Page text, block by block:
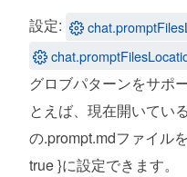
設定:
グロブパターンをサポ
とえば、現在開いてい
の.prompt.mdファイル
true }に設定できます。